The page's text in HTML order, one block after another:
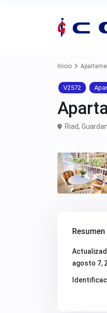
Inicio
V2572
Riad,
Resumen
agosto 7,